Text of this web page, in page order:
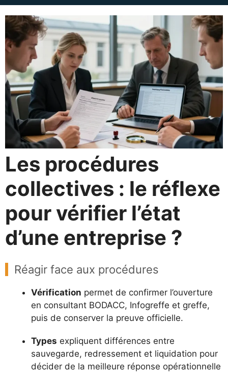
Les procédures
collectives : le réflexe
pour vérifier l’état
d’une entreprise ?
Réagir face aux procédures
Vérification permet de confirmer l’ouverture
en consultant BODACC, Infogreffe et greffe,
puis de conserver la preuve officielle.
Types expliquent différences entre
sauvegarde, redressement et liquidation pour
décider de la meilleure réponse opérationnelle